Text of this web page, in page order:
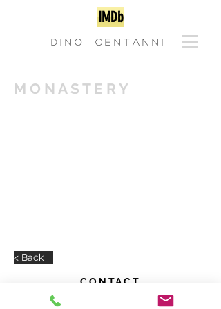
IMDb
D I N O C E N T A N N I
M O N A S T E R Y
< Back
CONTACT